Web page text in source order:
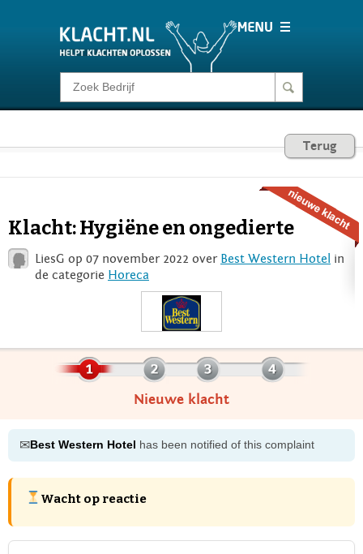
Klacht melden
Consumentenrecht Terug
Klacht: Hygiëne en ongedierte
LiesG op 07 november 2022 over Best Western Hotel in
de categorie Horeca
Nieuwe klacht
✉Best Western Hotel has been notified of this complaint
Wacht op reactie